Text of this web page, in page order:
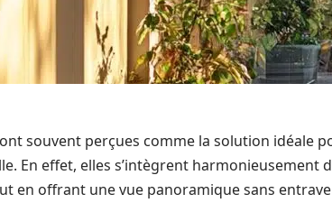
souvent perçues comme la solution idéale
En effet, elles s’intègrent harmonieusement
en offrant une vue panoramique sans